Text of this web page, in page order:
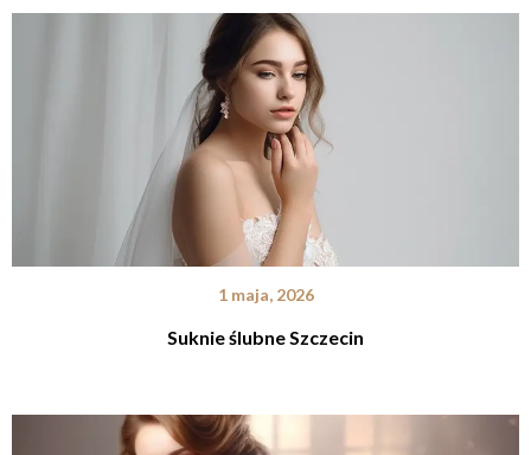
1 maja, 2026
Suknie ślubne Szczecin